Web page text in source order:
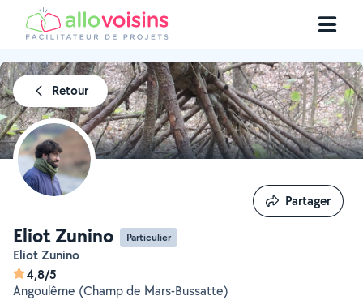
Retour
Eliot Zunino Particulier
Eliot Zunino
4,8/5
Angoulême (Champ de Mars-Bussatte)
Partager
Partager